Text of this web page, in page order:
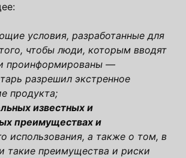
условия, разработанные для
чтобы люди, которым вводят
проинформированы —
разрешил экстренное
продукта;
известных и
преимуществах и
использования, а также о том, в
такие преимущества и риски